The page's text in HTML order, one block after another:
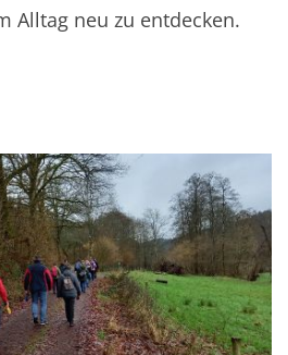
Alltag neu zu entdecken.